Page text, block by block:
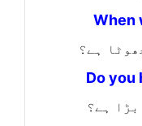
When
ہے؟
Do you
ہے؟